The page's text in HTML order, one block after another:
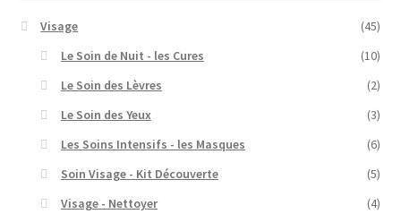
Visage
(45)
Le Soin de Nuit - les Cures
(10)
Le Soin des Lèvres
(2)
Le Soin des Yeux
(3)
Les Soins Intensifs - les Masques
(6)
Soin Visage - Kit Découverte
(5)
Visage - Nettoyer
(4)